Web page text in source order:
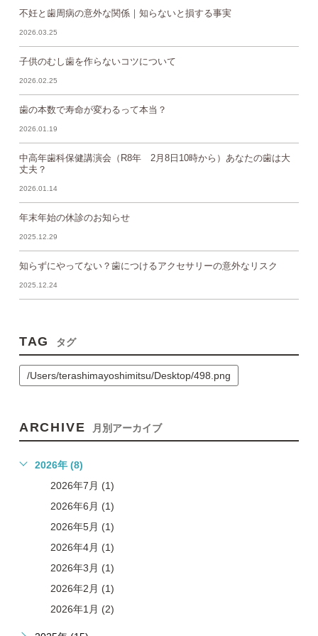
不妊と歯周病の意外な関係｜知らないと損する事実
2026.03.25
子供のむし歯を作らないコツについて
2026.02.25
歯の本数で寿命が変わるって本当？
2026.01.19
中高年歯科保健講演会（R8年 2月8日10時から）あなたの歯は大
丈夫？
2026.01.14
年末年始の休診のお知らせ
2025.12.29
知らずにやってない？歯につけるアクセサリーの意外なリスク
2025.12.24
TAG タグ
/Users/terashimayoshimitsu/Desktop/498.png
ARCHIVE 月別アーカイブ
2026年 (8)
2026年7月 (1)
2026年6月 (1)
2026年5月 (1)
2026年4月 (1)
2026年3月 (1)
2026年2月 (1)
2026年1月 (2)